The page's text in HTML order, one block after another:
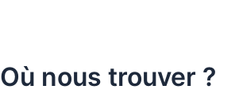
Où nous trouver ?